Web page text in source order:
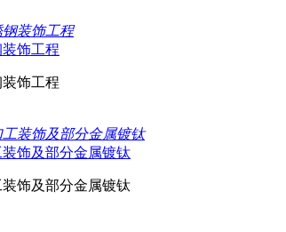
饰工程
饰工程
饰及部分金属镀钛
饰及部分金属镀钛